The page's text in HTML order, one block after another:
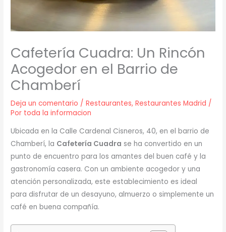
Cafetería Cuadra: Un Rincón
Acogedor en el Barrio de
Chamberí
Deja un comentario /Restaurantes,Restaurantes Madrid /
Por toda la informacion
Ubicada en la Calle Cardenal Cisneros, 40, en el barrio de
Chamberí, la Cafetería Cuadra se ha convertido en un
punto de encuentro para los amantes del buen café y la
gastronomía casera. Con un ambiente acogedor y una
atención personalizada, este establecimiento es ideal
para disfrutar de un desayuno, almuerzo o simplemente un
café en buena compañía.